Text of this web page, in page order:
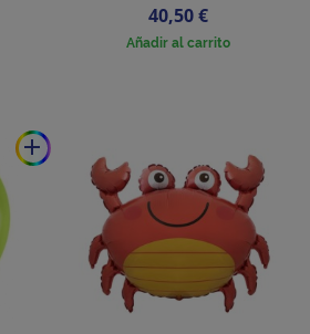
Precio
40,50 €
Añadir al carrito
add